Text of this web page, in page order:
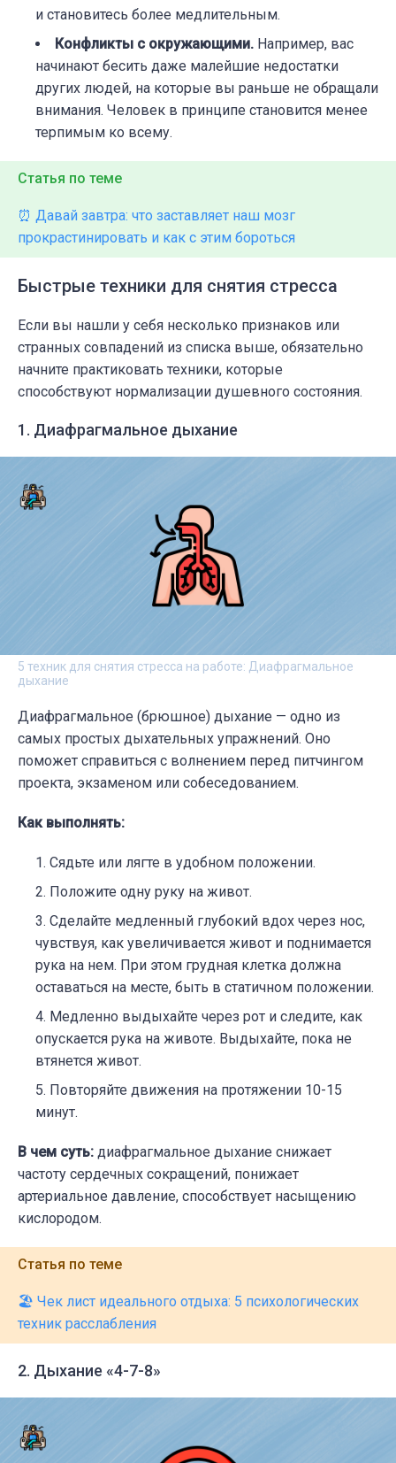
и становитесь более медлительным.
Конфликты с окружающими. Например, вас
начинают бесить даже малейшие недостатки
других людей, на которые вы раньше не обращали
внимания. Человек в принципе становится менее
терпимым ко всему.
Статья по теме
⏰ Давай завтра: что заставляет наш мозг
прокрастинировать и как с этим бороться
Быстрые техники для снятия стресса
Если вы нашли у себя несколько признаков или
странных совпадений из списка выше, обязательно
начните практиковать техники, которые
способствуют нормализации душевного состояния.
1. Диафрагмальное дыхание
5 техник для снятия стресса на работе: Диафрагмальное
дыхание
Диафрагмальное (брюшное) дыхание — одно из
самых простых дыхательных упражнений. Оно
поможет справиться с волнением перед питчингом
проекта, экзаменом или собеседованием.
Как выполнять:
Сядьте или лягте в удобном положении.
Положите одну руку на живот.
Сделайте медленный глубокий вдох через нос,
чувствуя, как увеличивается живот и поднимается
рука на нем. При этом грудная клетка должна
оставаться на месте, быть в статичном положении.
Медленно выдыхайте через рот и следите, как
опускается рука на животе. Выдыхайте, пока не
втянется живот.
Повторяйте движения на протяжении 10-15
минут.
В чем суть: диафрагмальное дыхание снижает
частоту сердечных сокращений, понижает
артериальное давление, способствует насыщению
кислородом.
Статья по теме
🏖️ Чек лист идеального отдыха: 5 психологических
техник расслабления
2. Дыхание «4-7-8»